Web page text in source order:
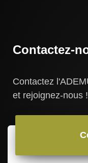
Contactez-
Contactez
et rejoignez-nous !